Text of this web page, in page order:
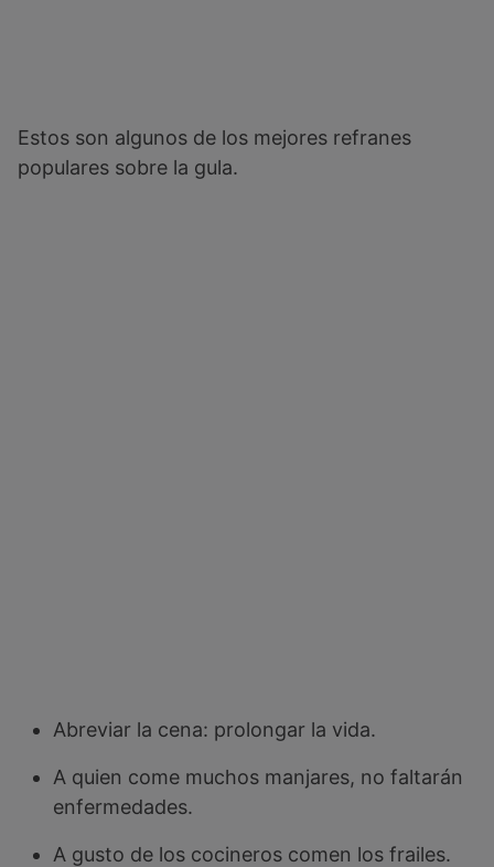
Estos son algunos de los mejores refranes
populares sobre la gula.
Abreviar la cena: prolongar la vida.
A quien come muchos manjares, no faltarán
enfermedades.
A gusto de los cocineros comen los frailes.